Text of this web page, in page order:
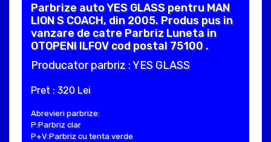
Parbrize auto YES GLASS pentru MAN
LION S COACH, din 2005. Produs pus in
vanzare de catre Parbriz Luneta in
OTOPENI ILFOV cod postal 75100 .
Producator parbriz : YES GLASS
Pret : 320 Lei
Abrevieri parbrize:
P:Parbriz clar
P+V:Parbriz cu tenta verde